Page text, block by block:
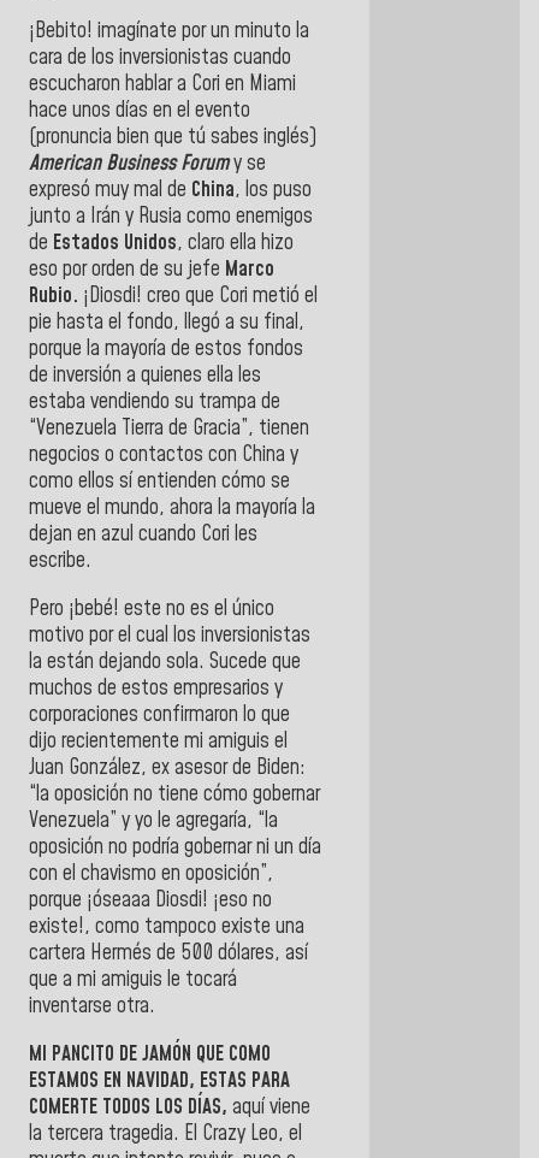
¡Bebito! imagínate por un minuto la
cara de los inversionistas cuando
escucharon hablar a Cori en Miami
hace unos días en el evento
(pronuncia bien que tú sabes inglés)
American Business Forumy se
expresó muy mal de China, los puso
junto a Irán y Rusia como enemigos
de Estados Unidos, claro ella hizo
eso por orden de su jefe Marco
Rubio. ¡Diosdi! creo que Cori metió el
pie hasta el fondo, llegó a su final,
porque la mayoría de estos fondos
de inversión a quienes ella les
estaba vendiendo su trampa de
“Venezuela Tierra de Gracia”, tienen
negocios o contactos con China y
como ellos sí entienden cómo se
mueve el mundo, ahora la mayoría la
dejan en azul cuando Cori les
escribe.
Pero ¡bebé! este no es el único
motivo por el cual los inversionistas
la están dejando sola. Sucede que
muchos de estos empresarios y
corporaciones confirmaron lo que
dijo recientemente mi amiguis el
Juan González, ex asesor de Biden:
“la oposición no tiene cómo gobernar
Venezuela” y yo le agregaría, “la
oposición no podría gobernar ni un día
con el chavismo en oposición”,
porque ¡óseaaa Diosdi! ¡eso no
existe!, como tampoco existe una
cartera Hermés de 500 dólares, así
que a mi amiguis le tocará
inventarse otra.
MI PANCITO DE JAMÓN QUE COMO
ESTAMOS EN NAVIDAD, ESTAS PARA
COMERTE TODOS LOS DÍAS, aquí viene
la tercera tragedia. El Crazy Leo, el